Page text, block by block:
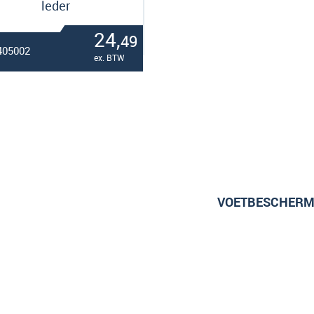
leder
24,49
ex. BTW